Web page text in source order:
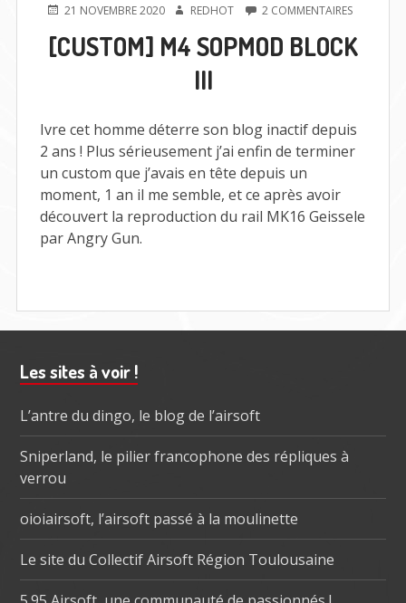
PUBLIÉ21 NOVEMBRE 2020 AUTEUR
REDHOT 2 COMMENTAIRESSUR
M4
SOPMOD
[CUSTOM] M4 SOPMOD BLOCK
III
Ivre cet homme déterre son blog inactif depuis
2 ans ! Plus sérieusement j’ai enfin de terminer
un custom que j’avais en tête depuis un
moment, 1 an il me semble, et ce après avoir
découvert la reproduction du rail MK16 Geissele
par Angry Gun.
Barre
subsidiaire
Les sites à voir !
L’antre du dingo, le blog de l’airsoft
Sniperland, le pilier francophone des répliques à
verrou
oioiairsoft, l’airsoft passé à la moulinette
Le site du Collectif Airsoft Région Toulousaine